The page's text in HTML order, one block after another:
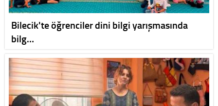
Bilecik'te öğrenciler dini bilgi yarışmasında
bilg…